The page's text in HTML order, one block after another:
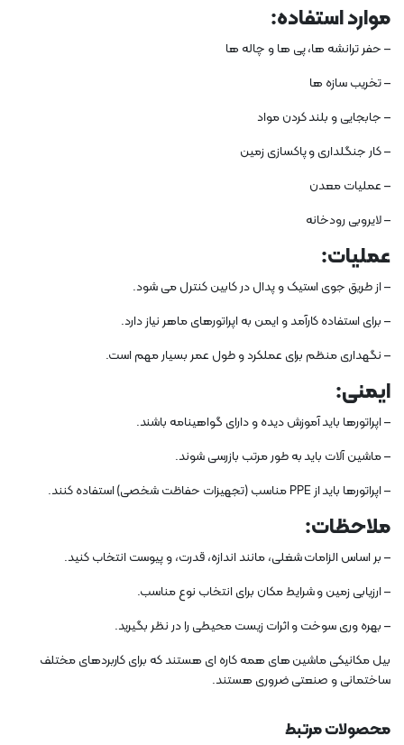
موارد استفاده:
– حفر ترانشه ها، پی ها و چاله ها
– تخریب سازه ها
– جابجایی و بلند کردن مواد
– کار جنگلداری و پاکسازی زمین
– عملیات معدن
– لایروبی رودخانه
عملیات:
– از طریق جوی استیک و پدال در کابین کنترل می شود.
– برای استفاده کارآمد و ایمن به اپراتورهای ماهر نیاز دارد.
– نگهداری منظم برای عملکرد و طول عمر بسیار مهم است.
ایمنی:
– اپراتورها باید آموزش دیده و دارای گواهینامه باشند.
– ماشین آلات باید به طور مرتب بازرسی شوند.
– اپراتورها باید از PPE مناسب (تجهیزات حفاظت شخصی) استفاده کنند.
ملاحظات:
– بر اساس الزامات شغلی، مانند اندازه، قدرت، و پیوست انتخاب کنید.
– ارزیابی زمین و شرایط مکان برای انتخاب نوع مناسب.
– بهره وری سوخت و اثرات زیست محیطی را در نظر بگیرید.
بیل مکانیکی ماشین های همه کاره ای هستند که برای کاربردهای مختلف
ساختمانی و صنعتی ضروری هستند.
محصولات مرتبط